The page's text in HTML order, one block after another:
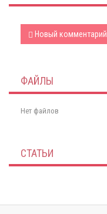
Новый комментарий
ФАЙЛЫ
Нет файлов
СТАТЬИ